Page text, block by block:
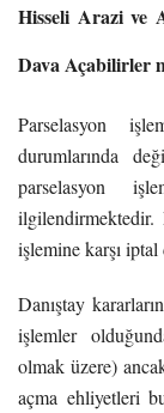
Hisseli Arazi ve
Dava Açabilirler
Parselasyon
durumlarında
parselasyon
ilgilendirmektedir.
işlemine karşı
Danıştay
işlemler
olmak üzere)
açma ehliyetleri